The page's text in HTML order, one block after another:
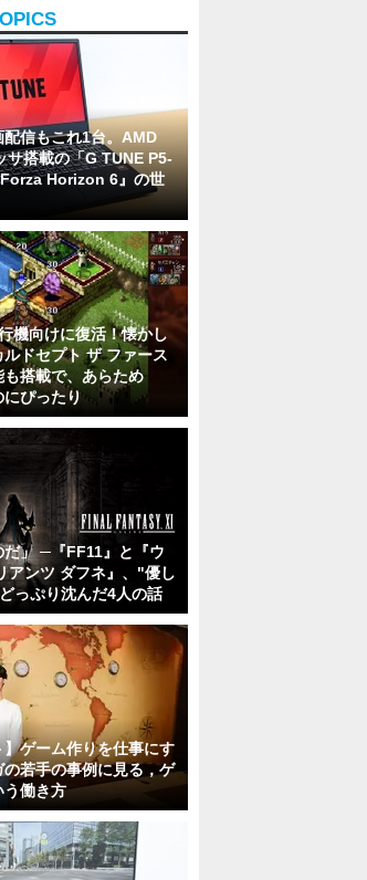
信もこれ1台。AMD
搭載の「G TUNE P5-
Horizon 6』の世
機向けに復活！懐かし
ドセプト ザ ファース
搭載で、あらため
ぴったり
だ」 ─『FF11』と『ウ
アンツ ダフネ』、"優し
っぷり沈んだ4人の話
ゲーム作りを仕事にす
若手の事例に見る，ゲ
う働き方